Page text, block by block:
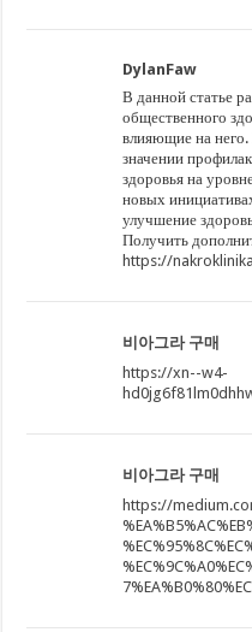
DylanFaw
В данной статье
общественного
влияющие на
значении
здоровья на
новых
улучшение
Получить
https://
비아그라 구매
https://xn--w4-
비아그라 구매
https://